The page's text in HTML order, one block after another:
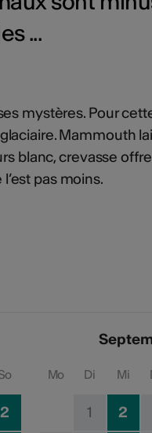
...
mystères. Pour
Mammouth
blanc, crevasse
pas moins.
2
Mo Di Mi
1 2